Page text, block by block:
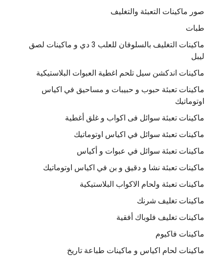
صور ماكينات التعبئة والتغليف
طبات
ماكينات التغليف بالسلوفان للعلب 3 دي و ماكينات لصق
ليبل
ماكينات اندكشن سيل تلحم اغطية العبوات البلاستيكية
ماكينات تعبئة حبوب و حبيبات و مساحيق في اكياس
اوتوماتيك
ماكينات تعبئة سوائل فى اكواب و غلق أغطية
ماكينات تعبئة سوائل في اكياس اوتوماتيك
ماكينات تعبئة سوائل في عبوات و أكياس
ماكينات تعبئة نشا و دقيق و بن في اكياس اوتوماتيك
ماكينات تعبئة ولحام الاكواب البلاستيكية
ماكينات تغليف شرنك
ماكينات تغليف فلوباك أفقية
ماكينات فاكيوم
ماكينات لحام اكياس و ماكينات طباعة تاريخ